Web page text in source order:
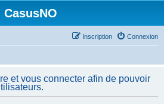
CasusNO
Connexion
Inscription
et vous connecter afin de pouvoir